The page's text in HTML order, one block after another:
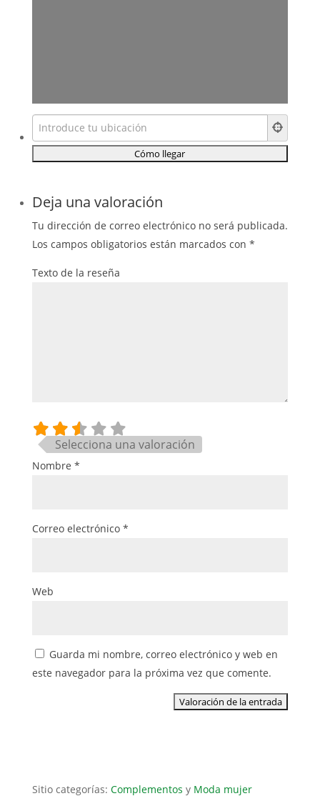
Deja una valoración
Tu dirección de correo electrónico no será publicada.
Los campos obligatorios están marcados con *
Texto de la reseña
Selecciona una valoración
Nombre *
Correo electrónico *
Web
Guarda mi nombre, correo electrónico y web en
este navegador para la próxima vez que comente.
Sitio categorías: Complementos y Moda mujer